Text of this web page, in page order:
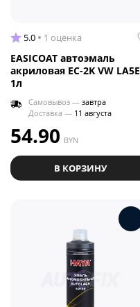
5.0 1 оценка
EASICOAT автоэмаль
акриловая EC-2K VW LA5E
1л
Самовывоз — завтра
Доставка — 11 августа
54.90 BYN
В КОРЗИНУ